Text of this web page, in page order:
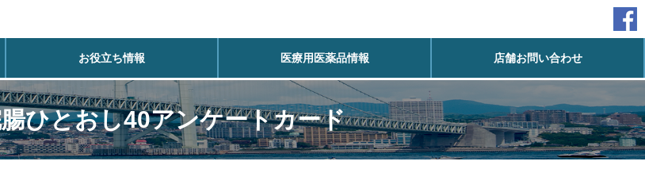
お役立ち情報 医療用医薬品情報 店舗お問い合わせ
ひとおし40アンケートカード